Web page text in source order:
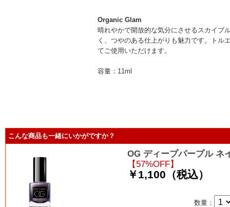
Organic Glam
晴れやかで開放的な気分にさせるスカイブ
く、つやのある仕上がりも魅力です。トル
てご使用いただけます。
容量：11ml
こんな商品も一緒にいかがですか？
OG ディープパープル ネ
【57%OFF】
￥1,100（税込）
数量：